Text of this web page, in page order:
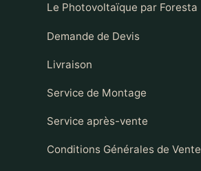
Le Photovoltaïque par Foresta
Demande de Devis
Livraison
Service de Montage
Service après-vente
Conditions Générales de Vente